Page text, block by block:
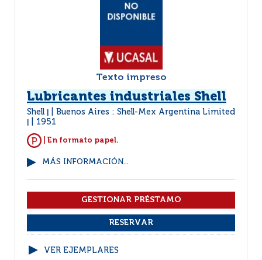
Texto impreso
Lubricantes industriales Shell
Shell Buenos Aires : Shell-Mex Argentina Limited
1951
| En formato papel.
MÁS INFORMACIÓN...
VER EJEMPLARES